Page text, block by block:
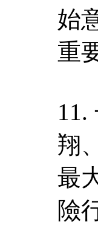
始
重
11.
翔
最
險